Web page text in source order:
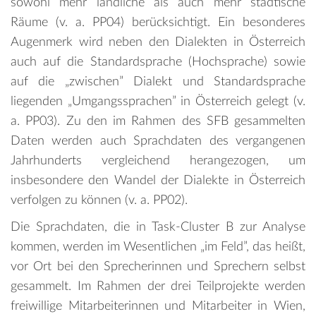
sowohl mehr ländliche als auch mehr städtische
Räume (v. a. PP04) berücksichtigt. Ein besonderes
Augenmerk wird neben den Dialekten in Österreich
auch auf die Standardsprache (Hochsprache) sowie
auf die „zwischen” Dialekt und Standardsprache
liegenden „Umgangssprachen” in Österreich gelegt (v.
a. PP03). Zu den im Rahmen des SFB gesammelten
Daten werden auch Sprachdaten des vergangenen
Jahrhunderts vergleichend herangezogen, um
insbesondere den Wandel der Dialekte in Österreich
verfolgen zu können (v. a. PP02).
Die Sprachdaten, die in Task-Cluster B zur Analyse
kommen, werden im Wesentlichen „im Feld”, das heißt,
vor Ort bei den Sprecherinnen und Sprechern selbst
gesammelt. Im Rahmen der drei Teilprojekte werden
freiwillige Mitarbeiterinnen und Mitarbeiter in Wien,